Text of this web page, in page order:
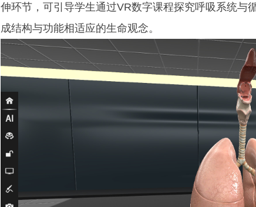
伸环节，可引导学生通过VR数字课程探究呼吸系统与
成结构与功能相适应的生命观念。